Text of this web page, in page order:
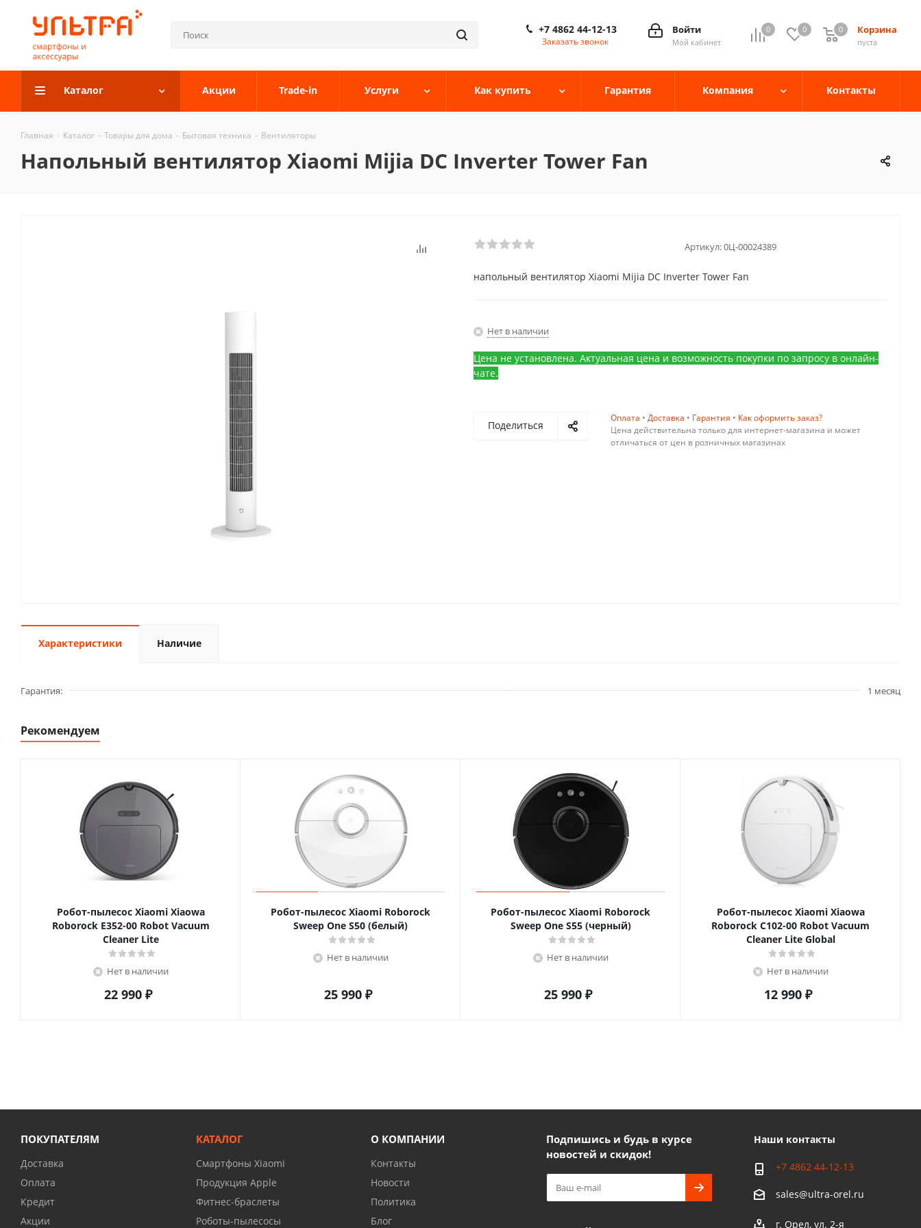
0 0 Корзина
0
пуста
0
Войти
Мой кабинет
+7 4862 44-12-13
Заказать звонок
Каталог Акции Trade-in Услуги Как купить Гарантия Компания Контакты
Главная - Каталог - Товары для дома - Бытовая техника - Вентиляторы
Напольный вентилятор Xiaomi Mijia DC Inverter Tower Fan
Артикул:0Ц-00024389
напольный вентилятор Xiaomi Mijia DC Inverter Tower Fan
Нет в наличии
Цена не установлена. Актуальная цена и возможность покупки по запросу в онлайн-
чате.
Поделиться
Оплата • Доставка • Гарантия • Как оформить заказ?
Цена действительна только для интернет-магазина и может
отличаться от цен в розничных магазинах
Характеристики Наличие
Гарантия 1 месяц
Рекомендуем
Робот-пылесос Xiaomi Xiaowa
Roborock E352-00 Robot Vacuum
Cleaner Lite
Нет в наличии
22 990 ₽
Робот-пылесос Xiaomi Roborock
Sweep One S50 (белый)
Нет в наличии
25 990 ₽
Робот-пылесос Xiaomi Roborock
Sweep One S55 (черный)
Нет в наличии
25 990 ₽
Робот-пылесос Xiaomi Xiaowa
Roborock C102-00 Robot Vacuum
Cleaner Lite Global
Нет в наличии
12 990 ₽
ПОКУПАТЕЛЯМ
Доставка
Оплата
Кредит
Акции
КАТАЛОГ
Смартфоны Xiaomi
Продукция Apple
Фитнес-браслеты
Роботы-пылесосы
О КОМПАНИИ
Контакты
Новости
Политика
Блог
Подпишись и будь в курсе
новостей и скидок!
Наши контакты
+7 4862 44-12-13
sales@ultra-orel.ru
г. Орел, ул. 2-я